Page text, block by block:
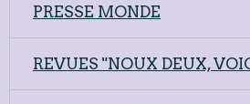
PRESSE MONDE
REVUES "NOUX DEUX,